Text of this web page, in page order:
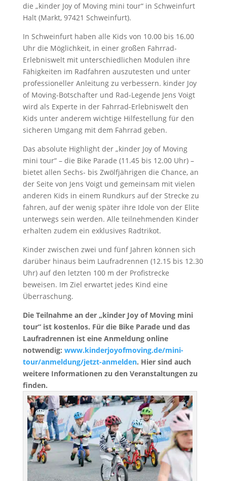
die „kinder Joy of Moving mini tour“ in Schweinfurt
Halt (Markt, 97421 Schweinfurt).
In Schweinfurt haben alle Kids von 10.00 bis 16.00
Uhr die Möglichkeit, in einer großen Fahrrad-
Erlebniswelt mit unterschiedlichen Modulen ihre
Fähigkeiten im Radfahren auszutesten und unter
professioneller Anleitung zu verbessern. kinder Joy
of Moving-Botschafter und Rad-Legende Jens Voigt
wird als Experte in der Fahrrad-Erlebniswelt den
Kids unter anderem wichtige Hilfestellung für den
sicheren Umgang mit dem Fahrrad geben.
Das absolute Highlight der „kinder Joy of Moving
mini tour“ – die Bike Parade (11.45 bis 12.00 Uhr) –
bietet allen Sechs- bis Zwölfjährigen die Chance, an
der Seite von Jens Voigt und gemeinsam mit vielen
anderen Kids in einem Rundkurs auf der Strecke zu
fahren, auf der wenig später ihre Idole von der Elite
unterwegs sein werden. Alle teilnehmenden Kinder
erhalten zudem ein exklusives Radtrikot.
Kinder zwischen zwei und fünf Jahren können sich
darüber hinaus beim Laufradrennen (12.15 bis 12.30
Uhr) auf den letzten 100 m der Profistrecke
beweisen. Im Ziel erwartet jedes Kind eine
Überraschung.
Die Teilnahme an der „kinder Joy of Moving mini
tour“ ist kostenlos. Für die Bike Parade und das
Laufradrennen ist eine Anmeldung online
notwendig: www.kinderjoyofmoving.de/mini-
tour/anmeldung/jetzt-anmelden. Hier sind auch
weitere Informationen zu den Veranstaltungen zu
finden.